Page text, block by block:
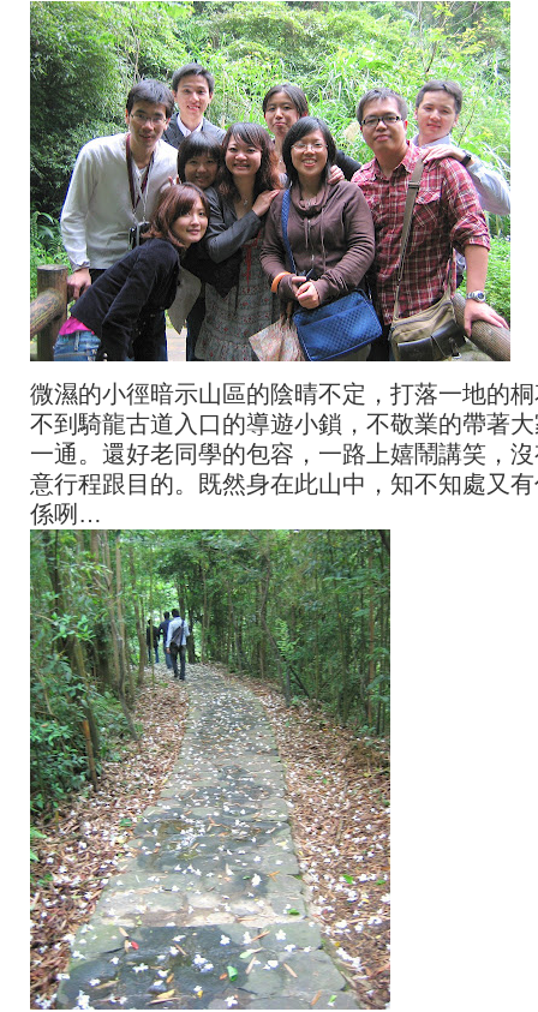
微濕的小徑暗示山區的陰晴不定，打落一地的
不到騎龍古道入口的導遊小鎖，不敬業的帶著
一通。還好老同學的包容，一路上嬉鬧講笑，
意行程跟目的。既然身在此山中，知不知處又
係咧…